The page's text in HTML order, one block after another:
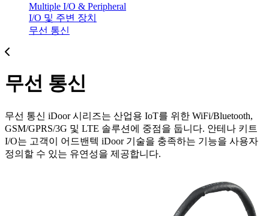
Multiple I/O & Peripheral
I/O 및 주변 장치
무선 통신
무선 통신
무선 통신 iDoor 시리즈는 산업용 IoT를 위한 WiFi/Bluetooth,
GSM/GPRS/3G 및 LTE 솔루션에 중점을 둡니다. 안테나 키트
I/O는 고객이 어드밴텍 iDoor 기술을 충족하는 기능을 사용자
정의할 수 있는 유연성을 제공합니다.